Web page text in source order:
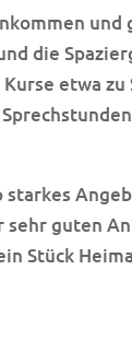
und
die
etwa zu
starkes
sehr guten
Stück